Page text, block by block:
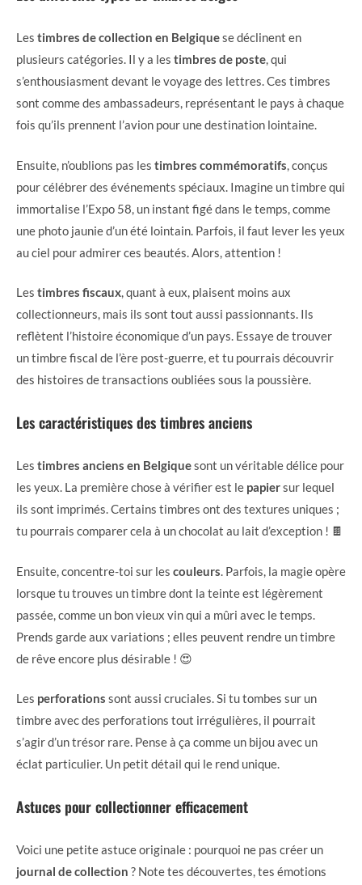
Les timbres de collection en Belgiquese déclinent en
plusieurs catégories. Il y a les timbres de poste, qui
s’enthousiasment devant le voyage des lettres. Ces timbres
sont comme des ambassadeurs, représentant le pays à chaque
fois qu’ils prennent l’avion pour une destination lointaine.
Ensuite, n’oublions pas les timbres commémoratifs, conçus
pour célébrer des événements spéciaux. Imagine un timbre qui
immortalise l’Expo 58, un instant figé dans le temps, comme
une photo jaunie d’un été lointain. Parfois, il faut lever les yeux
au ciel pour admirer ces beautés. Alors, attention !
Les timbres fiscaux, quant à eux, plaisent moins aux
collectionneurs, mais ils sont tout aussi passionnants. Ils
reflètent l’histoire économique d’un pays. Essaye de trouver
un timbre fiscal de l’ère post-guerre, et tu pourrais découvrir
des histoires de transactions oubliées sous la poussière.
Les caractéristiques des timbres anciens
Les timbres anciens en Belgiquesont un véritable délice pour
les yeux. La première chose à vérifier est le papiersur lequel
ils sont imprimés. Certains timbres ont des textures uniques ;
tu pourrais comparer cela à un chocolat au lait d’exception ! 🍫
Ensuite, concentre-toi sur les couleurs. Parfois, la magie opère
lorsque tu trouves un timbre dont la teinte est légèrement
passée, comme un bon vieux vin qui a mûri avec le temps.
Prends garde aux variations ; elles peuvent rendre un timbre
de rêve encore plus désirable ! 😍
Les perforations sont aussi cruciales. Si tu tombes sur un
timbre avec des perforations tout irrégulières, il pourrait
s’agir d’un trésor rare. Pense à ça comme un bijou avec un
éclat particulier. Un petit détail qui le rend unique.
Astuces pour collectionner efficacement
Voici une petite astuce originale : pourquoi ne pas créer un
journal de collection ? Note tes découvertes, tes émotions